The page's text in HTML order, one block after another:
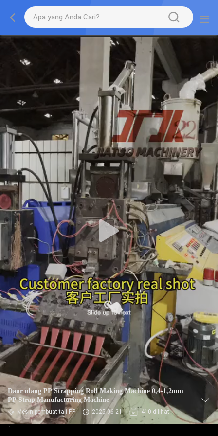
Daur ulang PP Strapping Roll Making Machine 0,4-1,2mm
PP Strap Manufacturing Machine
Mesin pembuat tali PP 2025-06-21 410 dilihat